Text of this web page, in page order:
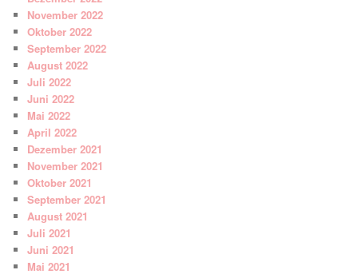
November 2022
Oktober 2022
September 2022
August 2022
Juli 2022
Juni 2022
Mai 2022
April 2022
Dezember 2021
November 2021
Oktober 2021
September 2021
August 2021
Juli 2021
Juni 2021
Mai 2021